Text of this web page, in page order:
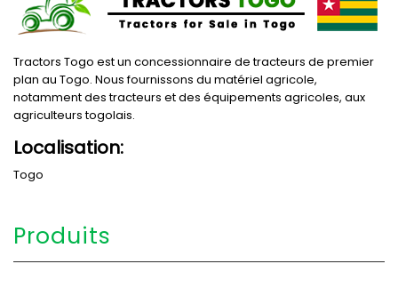
Tractors Togo est un concessionnaire de tracteurs de premier
plan au Togo. Nous fournissons du matériel agricole,
notamment des tracteurs et des équipements agricoles, aux
agriculteurs togolais.
Localisation:
Togo
Produits